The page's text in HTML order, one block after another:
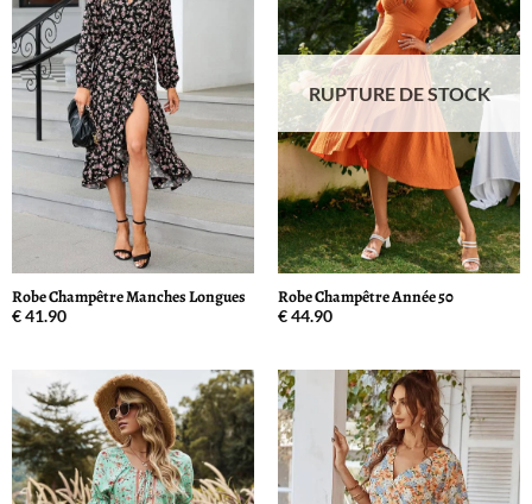
Robe Champêtre Manches Longues
€41.90
RUPTURE DE STOCK
Robe Champêtre Année 50
€44.90